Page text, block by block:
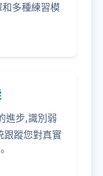
多種練習模
進步,識別弱
跟蹤您對真實